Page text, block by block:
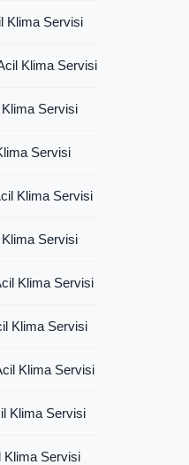
Klima Servisi
Klima Servisi
Servisi
Servisi
Klima Servisi
Servisi
Klima Servisi
Klima Servisi
Klima Servisi
Klima Servisi
Klima Servisi